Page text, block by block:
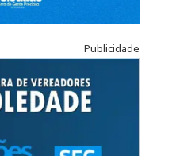
Publicidade